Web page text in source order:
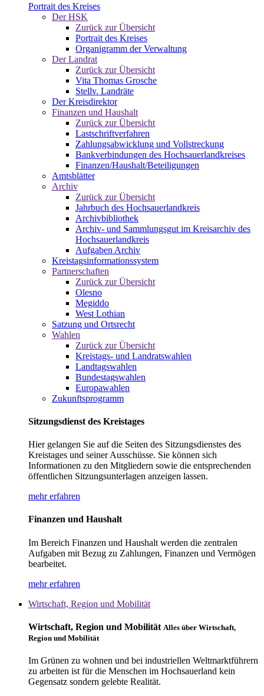
Portrait des Kreises
Der HSK
Zurück zur Übersicht
Portrait des Kreises
Organigramm der Verwaltung
Der Landrat
Zurück zur Übersicht
Vita Thomas Grosche
Stellv. Landräte
Der Kreisdirektor
Finanzen und Haushalt
Zurück zur Übersicht
Lastschriftverfahren
Zahlungsabwicklung und Vollstreckung
Bankverbindungen des Hochsauerlandkreises
Finanzen/Haushalt/Beteiligungen
Amtsblätter
Archiv
Zurück zur Übersicht
Jahrbuch des Hochsauerlandkreis
Archivbibliothek
Archiv- und Sammlungsgut im Kreisarchiv des
Hochsauerlandkreis
Aufgaben Archiv
Kreistagsinformationssystem
Partnerschaften
Zurück zur Übersicht
Olesno
Megiddo
West Lothian
Satzung und Ortsrecht
Wahlen
Zurück zur Übersicht
Kreistags- und Landratswahlen
Landtagswahlen
Bundestagswahlen
Europawahlen
Zukunftsprogramm
Sitzungsdienst des Kreistages
Hier gelangen Sie auf die Seiten des Sitzungsdienstes des
Kreistages und seiner Ausschüsse. Sie können sich
Informationen zu den Mitgliedern sowie die entsprechenden
öffentlichen Sitzungsunterlagen anzeigen lassen.
mehr erfahren
Finanzen und Haushalt
Im Bereich Finanzen und Haushalt werden die zentralen
Aufgaben mit Bezug zu Zahlungen, Finanzen und Vermögen
bearbeitet.
mehr erfahren
Wirtschaft, Region und Mobilität
Wirtschaft, Region und Mobilität Alles über Wirtschaft,
Region und Mobilität
Im Grünen zu wohnen und bei industriellen Weltmarktführern
zu arbeiten ist für die Menschen im Hochsauerland kein
Gegensatz sondern gelebte Realität.